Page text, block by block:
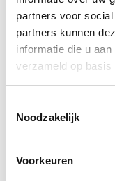
partners voor
partners kunnen
informatie die u
verzameld op
Noodzakelijk
Voorkeuren